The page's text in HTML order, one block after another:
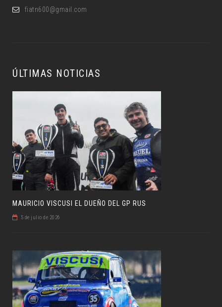
fiatn600@gmail.com
ÚLTIMAS NOTICIAS
MAURICIO VISCUSI EL DUEÑO DEL GP RUS
5 de julio de 2026